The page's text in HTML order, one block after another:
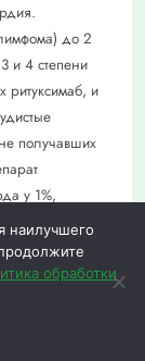
до 2
и 4 степени
ритуксимаб, и
получавших
у 1%,
лимфоме;
Частота
наилучшего
обработки